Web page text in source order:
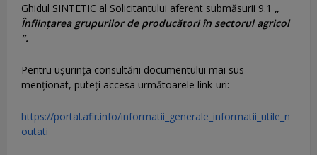
Ghidul SINTETIC al Solicitantului aferent submăsurii 9.1 „
Înființarea grupurilor de producători în sectorul agricol
”.
Pentru uşurinţa consultării documentului mai sus
menţionat, puteţi accesa următoarele link-uri:
https://portal.afir.info/informatii_generale_informatii_utile_n
outati